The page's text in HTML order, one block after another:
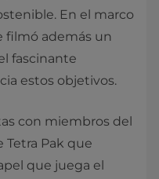
En el marco
filmó además un
fascinante
estos objetivos.
con miembros del
Tetra Pak que
que juega el